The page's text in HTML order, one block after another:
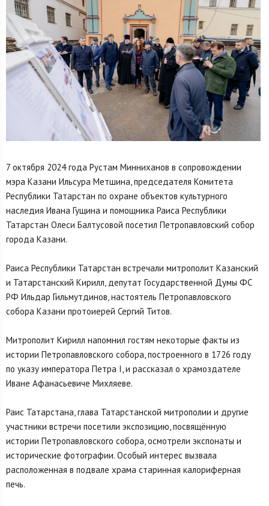
7 октября 2024 года Рустам Минниханов в сопровождении
мэра Казани Ильсура Метшина, председателя Комитета
Республики Татарстан по охране объектов культурного
наследия Ивана Гущина и помощника Раиса Республики
Татарстан Олеси Балтусовой посетил Петропавловский собор
города Казани.
Раиса Республики Татарстан встречали митрополит Казанский
и Татарстанский Кирилл, депутат Государственной Думы ФС
РФ Ильдар Гильмутдинов, настоятель Петропавловского
собора Казани протоиерей Сергий Титов.
Митрополит Кирилл напомнил гостям некоторые факты из
истории Петропавловского собора, построенного в 1726 году
по указу императора Петра I, и рассказал о храмоздателе
Иване Афанасьевиче Михляеве.
Раис Татарстана, глава Татарстанской митрополии и другие
участники встречи посетили экспозицию, посвящённую
истории Петропавловского собора, осмотрели экспонаты и
исторические фотографии. Особый интерес вызвала
расположенная в подвале храма старинная калориферная
печь.